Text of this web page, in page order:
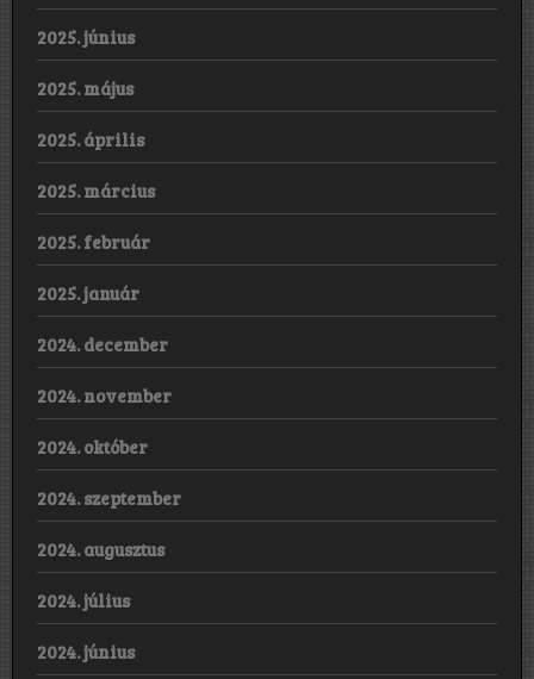
2025. június
2025. május
2025. április
2025. március
2025. február
2025. január
2024. december
2024. november
2024. október
2024. szeptember
2024. augusztus
2024. július
2024. június